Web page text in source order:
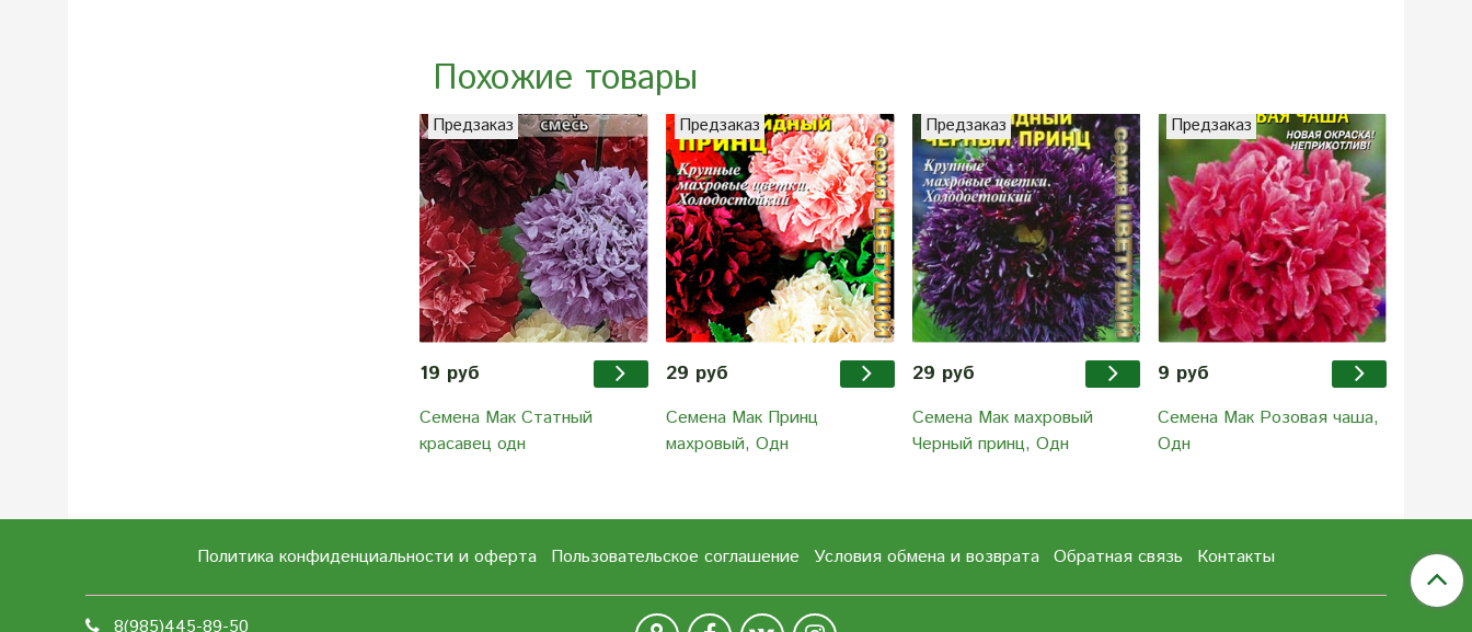
Похожие товары
Предзаказ
19 руб
Семена Мак Статный
красавец одн
Предзаказ
29 руб
Семена Мак Принц
махровый, Одн
Предзаказ
29 руб
Семена Мак махровый
Черный принц, Одн
Предзаказ
9 руб
Семена Мак Розовая чаша,
Одн
Политика конфиденциальности и оферта Пользовательское соглашение Условия обмена и возврата Обратная связь Контакты